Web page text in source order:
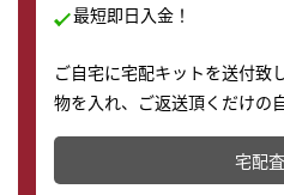
最短即日入金！
ご自宅に宅配キットを送付致
物を入れ、ご返送頂くだけの
テムです。
配送でも簡単&安全に査定・
宅配